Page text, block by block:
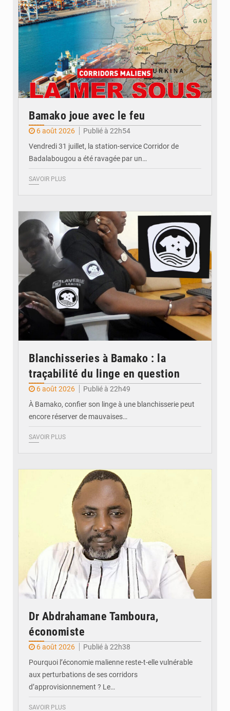
Bamako joue avec le feu
6 août 2026
Publié à 22h54
Vendredi 31 juillet, la station-service Corridor de
Badalabougou a été ravagée par un…
SAVOIR PLUS
Blanchisseries à Bamako : la
traçabilité du linge en question
6 août 2026
Publié à 22h49
À Bamako, confier son linge à une blanchisserie peut
encore réserver de mauvaises…
SAVOIR PLUS
Dr Abdrahamane Tamboura,
économiste
6 août 2026
Publié à 22h38
Pourquoi l’économie malienne reste-t-elle vulnérable
aux perturbations de ses corridors
d’approvisionnement ? Le…
SAVOIR PLUS